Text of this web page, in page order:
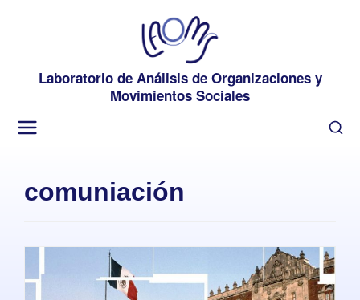
Laboratorio de Análisis de Organizaciones y
Movimientos Sociales
comuniación